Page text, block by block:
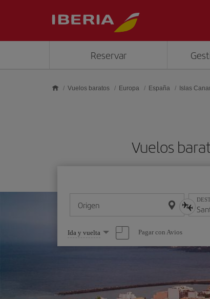
Reservar
Vuelos baratos Europa España Islas
Vuelos
Origen
Seleccione
una
opción
Ida y vuelta Pagar con Avios